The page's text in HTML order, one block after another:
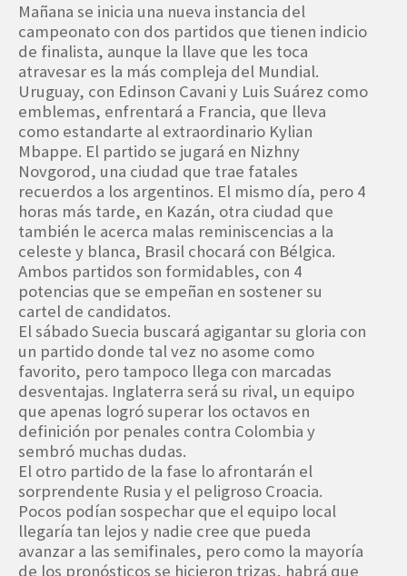
Mañana se inicia una nueva instancia del
campeonato con dos partidos que tienen indicio
de finalista, aunque la llave que les toca
atravesar es la más compleja del Mundial.
Uruguay, con Edinson Cavani y Luis Suárez como
emblemas, enfrentará a Francia, que lleva
como estandarte al extraordinario Kylian
Mbappe. El partido se jugará en Nizhny
Novgorod, una ciudad que trae fatales
recuerdos a los argentinos. El mismo día, pero 4
horas más tarde, en Kazán, otra ciudad que
también le acerca malas reminiscencias a la
celeste y blanca, Brasil chocará con Bélgica.
Ambos partidos son formidables, con 4
potencias que se empeñan en sostener su
cartel de candidatos.
El sábado Suecia buscará agigantar su gloria con
un partido donde tal vez no asome como
favorito, pero tampoco llega con marcadas
desventajas. Inglaterra será su rival, un equipo
que apenas logró superar los octavos en
definición por penales contra Colombia y
sembró muchas dudas.
El otro partido de la fase lo afrontarán el
sorprendente Rusia y el peligroso Croacia.
Pocos podían sospechar que el equipo local
llegaría tan lejos y nadie cree que pueda
avanzar a las semifinales, pero como la mayoría
de los pronósticos se hicieron trizas, habrá que